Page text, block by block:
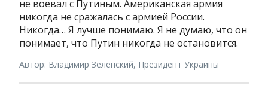
не воевал с Путиным. Американская армия
никогда не сражалась с армией России.
Никогда… Я лучше понимаю. Я не думаю, что он
понимает, что Путин никогда не остановится.
Автор: Владимир Зеленский, Президент Украины